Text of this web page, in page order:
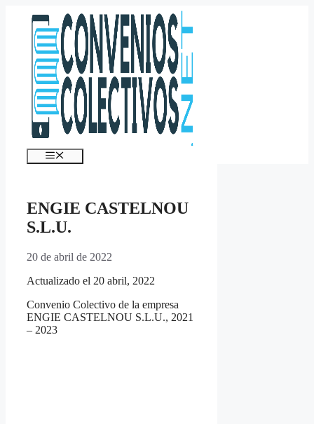
contenido
Menú
ENGIE CASTELNOU
S.L.U.
20 de abril de 2022
Actualizado el 20 abril, 2022
Convenio Colectivo de la empresa
ENGIE CASTELNOU S.L.U., 2021
– 2023